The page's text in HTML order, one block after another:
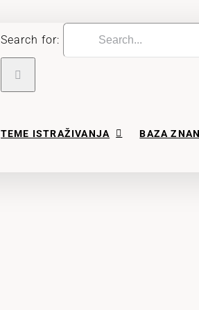
Search for:
TEME ISTRAŽIVANJA BAZA